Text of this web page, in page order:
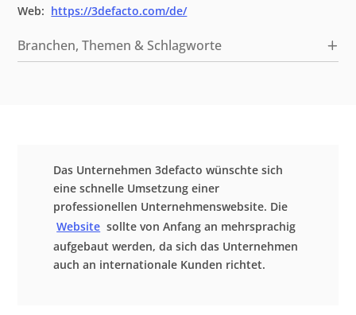
Web: https://3defacto.com/de/
Branchen, Themen & Schlagworte
Das Unternehmen 3defacto wünschte sich
eine schnelle Umsetzung einer
professionellen Unternehmenswebsite. Die
Website sollte von Anfang an mehrsprachig
aufgebaut werden, da sich das Unternehmen
auch an internationale Kunden richtet.